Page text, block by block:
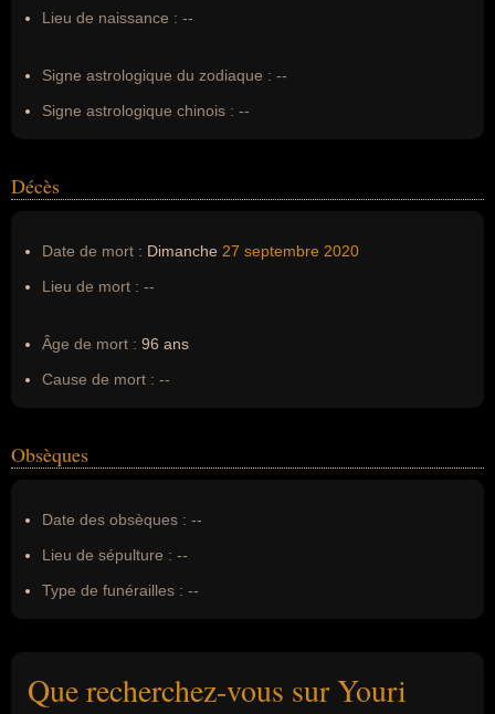
Surnom : --
Lieu de naissance : --
Signe astrologique du zodiaque : --
Signe astrologique chinois : --
Décès
Date de mort : Dimanche 27 septembre 2020
Lieu de mort : --
Âge de mort : 96 ans
Cause de mort : --
Obsèques
Date des obsèques : --
Lieu de sépulture : --
Type de funérailles : --
Que recherchez-vous sur Youri